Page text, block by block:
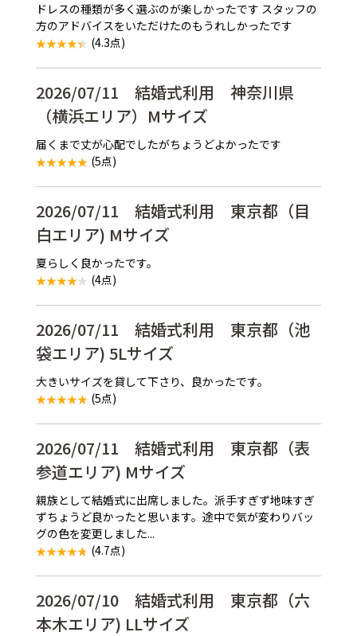
ドレスの種類が多く選ぶのが楽しかったです スタッフの
方のアドバイスをいただけたのもうれしかったです
(4.3点)
2026/07/11 結婚式利用 神奈川県
（横浜エリア）Mサイズ
届くまで丈が心配でしたがちょうどよかったです
(5点)
2026/07/11 結婚式利用 東京都（目
白エリア) Mサイズ
夏らしく良かったです。
(4点)
2026/07/11 結婚式利用 東京都（池
袋エリア) 5Lサイズ
大きいサイズを貸して下さり、良かったです。
(5点)
2026/07/11 結婚式利用 東京都（表
参道エリア) Mサイズ
親族として結婚式に出席しました。派手すぎず地味すぎ
ずちょうど良かったと思います。途中で気が変わりバッ
グの色を変更しました...
(4.7点)
2026/07/10 結婚式利用 東京都（六
本木エリア) LLサイズ